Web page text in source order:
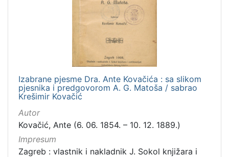
Izabrane pjesme Dra. Ante Kovačića : sa slikom
pjesnika i predgovorom A. G. Matoša / sabrao
Krešimir Kovačić
Autor
Kovačić, Ante (6. 06. 1854. – 10. 12. 1889.)
Impresum
Zagreb : vlastnik i nakladnik J. Sokol knjižara i